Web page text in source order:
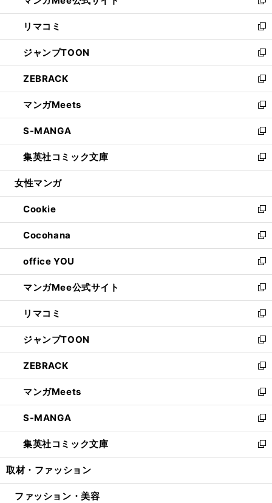
ウ
で
開
く
ン
ド
ウ
で
開
く
い
ウ
ィ
ン
ド
ウ
で
開
く
新
し
い
ウ
ィ
ン
ド
ウ
で
開
く
リマコミ
新
し
い
ウ
ィ
ン
ド
ウ
で
開
く
ジャンプTOON
新
し
い
ウ
ィ
ン
ド
ウ
で
開
ZEBRACK
新
し
い
ウ
ィ
ン
ド
ウ
開
く
マンガMeets
新
し
い
ウ
ィ
ン
ウ
で
開
く
S-MANGA
新
し
い
ウ
ン
ド
ウ
で
開
く
集英社コミック文庫
新
し
ウ
ィ
ン
ド
ウ
で
開
く
女性マンガ
Cookie
新
し
い
ウ
ィ
ン
ド
ウ
で
開
く
Cocohana
新
し
い
ウ
ィ
ン
ド
ウ
で
開
く
office YOU
新
し
い
ウ
ィ
ン
ド
ウ
で
開
く
マンガMee公式サイト
新
し
い
ウ
ィ
ン
ド
ウ
で
開
く
リマコミ
新
し
い
ウ
ィ
ン
ド
ウ
で
開
く
ジャンプTOON
新
し
い
ウ
ィ
ン
ド
ウ
で
開
ZEBRACK
新
し
い
ウ
ィ
ン
ド
ウ
開
マンガMeets
新
し
い
ウ
ィ
ン
ウ
S-MANGA
新
し
い
ウ
ン
集英社コミック文庫
新
し
ウ
取材・ファッション
ファッション・美容